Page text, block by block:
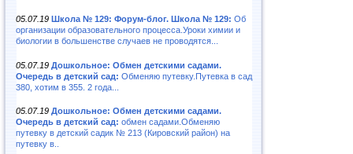
05.07.19 Школа № 129: Форум-блог. Школа № 129: Об
организации образовательного процесса.Уроки химии и
биологии в большенстве случаев не проводятся...
05.07.19 Дошкольное: Обмен детскими садами.
Очередь в детский сад: Обменяю путевку.Путевка в сад
380, хотим в 355. 2 года...
05.07.19 Дошкольное: Обмен детскими садами.
Очередь в детский сад: обмен садами.Обменяю
путевку в детский садик № 213 (Кировский район) на
путевку в..